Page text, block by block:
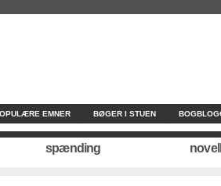
EMNER BØGER I STUEN
spænding